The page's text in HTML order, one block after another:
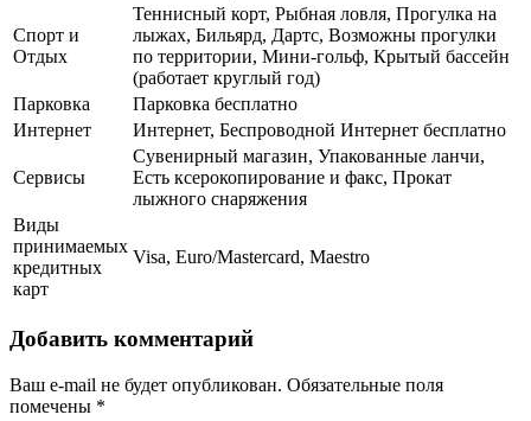
Спорт и
Отдых
Теннисный корт, Рыбная ловля, Прогулка на
лыжах, Бильярд, Дартс, Возможны прогулки
по территории, Мини-гольф, Крытый бассейн
(работает круглый год)
Парковка
Парковка бесплатно
Интернет
Интернет, Беспроводной Интернет бесплатно
Сервисы
Сувенирный магазин, Упакованные ланчи,
Есть ксерокопирование и факс, Прокат
лыжного снаряжения
Виды
принимаемых
кредитных
карт
Visa, Euro/Mastercard, Maestro
Добавить комментарий
Ваш e-mail не будет опубликован. Обязательные поля
помечены *